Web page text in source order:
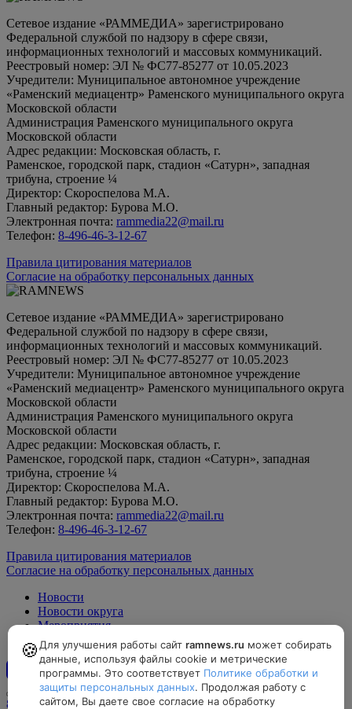
Сетевое издание «РАММЕДИА» зарегистрировано
Федеральной службой по надзору в сфере связи,
информационных технологий и массовых коммуникаций.
Реестровый номер: ЭЛ № ФС77-85277 от 10.05.2023
Учредители: Муниципальное автономное учреждение
«Раменский медиацентр» Раменского муниципального округа
Московской области
Администрация Раменского муниципального округа
Московской области
Адрес редакции: Московская область, г.
Раменское, городской парк, стадион «Сатурн», западная
трибуна, строение ¼
Директор: Скороспелова М.А.
Главный редактор: Бурова М.О.
Электронная почта: rammedia22@mail.ru
Телефон: 8-496-46-3-12-67
Правила цитирования материалов
Согласие на обработку персональных данных
Сетевое издание «РАММЕДИА» зарегистрировано
Федеральной службой по надзору в сфере связи,
информационных технологий и массовых коммуникаций.
Реестровый номер: ЭЛ № ФС77-85277 от 10.05.2023
Учредители: Муниципальное автономное учреждение
«Раменский медиацентр» Раменского муниципального округа
Московской области
Администрация Раменского муниципального округа
Московской области
Адрес редакции: Московская область, г.
Раменское, городской парк, стадион «Сатурн», западная
трибуна, строение ¼
Директор: Скороспелова М.А.
Главный редактор: Бурова М.О.
Электронная почта: rammedia22@mail.ru
Телефон: 8-496-46-3-12-67
Правила цитирования материалов
Согласие на обработку персональных данных
Новости
Новости округа
Мероприятия
Официально
12+
8-496-46-3-12-67, rammedia22@mail.ru
🍪 Для улучшения работы сайт ramnews.ru может собирать
данные, используя файлы cookie и метрические
программы. Это соответствует Политике обработки и
защиты персональных данных. Продолжая работу с
сайтом, Вы даете свое согласие на обработку